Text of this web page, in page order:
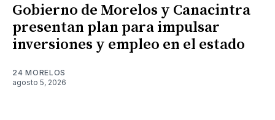
Gobierno de Morelos y Canacintra
presentan plan para impulsar
inversiones y empleo en el estado
24 MORELOS
agosto 5, 2026